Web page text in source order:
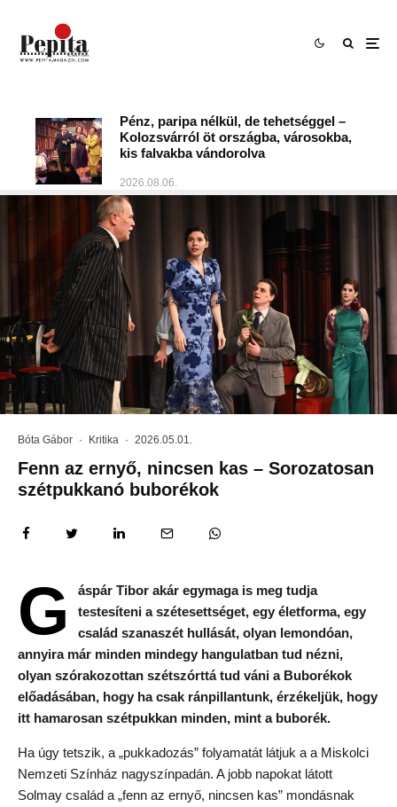
Pénz, paripa nélkül, de tehetséggel –
Kolozsvárról öt országba, városokba,
kis falvakba vándorolva
2026.08.06.
Bóta Gábor · Kritika · 2026.05.01.
Fenn az ernyő, nincsen kas – Sorozatosan
szétpukkanó buborékok
G
áspár Tibor akár egymaga is meg tudja
testesíteni a szétesettséget, egy életforma, egy
család szanaszét hullását, olyan lemondóan,
annyira már minden mindegy hangulatban tud nézni,
olyan szórakozottan szétszórttá tud váni a Buborékok
előadásában, hogy ha csak ránpillantunk, érzékeljük, hogy
itt hamarosan szétpukkan minden, mint a buborék.
Ha úgy tetszik, a „pukkadozás” folyamatát látjuk a a Miskolci
Nemzeti Színház nagyszínpadán. A jobb napokat látott
Solmay család a „fenn az ernyő, nincsen kas” mondásnak